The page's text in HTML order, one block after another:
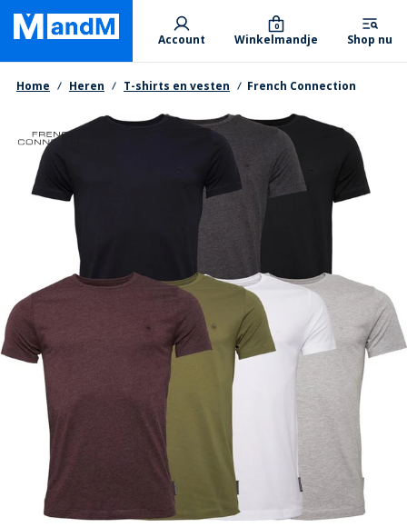
Skip
main
content
Primary departments
Account Winkelmandje
0
Shop nu
Kruimelpad
Home Heren T-shirts en vesten French Connection